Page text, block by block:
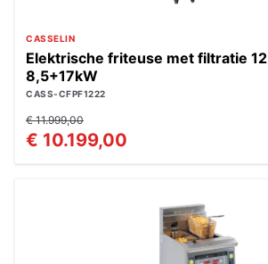
CASSELIN
Elektrische friteuse met filtratie
8,5+17kW
CASS-CFPF1222
€ 11.999,00
€ 10.199,00